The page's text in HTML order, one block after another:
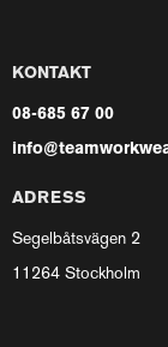
KONTAKT
08-685 67 00
ADRESS
Segelbåtsvägen 2
11264 Stockholm